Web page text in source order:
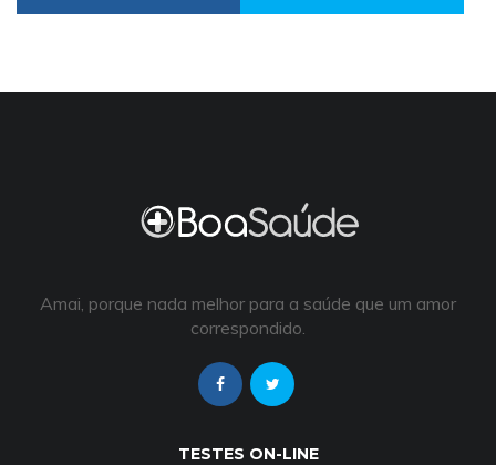
Amai, porque nada melhor para a saúde que um amor
correspondido.
TESTES ON-LINE